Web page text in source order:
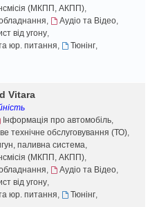
(МКПП, АКПП),
, Аудіо та Відео,
від угону,
юр. питання, Тюнінг,
Vitara
Інформація про автомобіль,
технічне обслуговування (ТО),
паливна система,
(МКПП, АКПП),
, Аудіо та Відео,
від угону,
юр. питання, Тюнінг,